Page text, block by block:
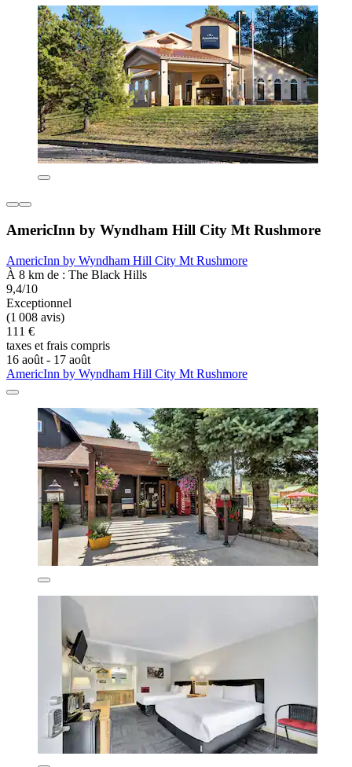
AmericInn by Wyndham Hill City Mt Rushmore
AmericInn by Wyndham Hill City Mt Rushmore
À 8 km de : The Black Hills
9,4/10
Exceptionnel
(1 008 avis)
111 €
taxes et frais compris
16 août - 17 août
AmericInn by Wyndham Hill City Mt Rushmore